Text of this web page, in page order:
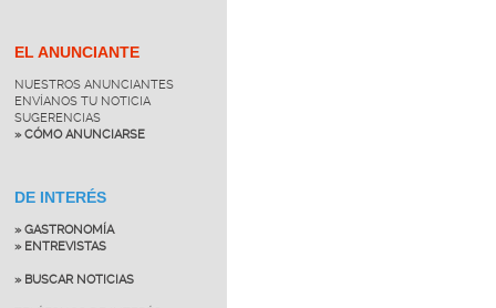
EL ANUNCIANTE
NUESTROS ANUNCIANTES
ENVÍANOS TU NOTICIA
SUGERENCIAS
» CÓMO ANUNCIARSE
DE INTERÉS
» GASTRONOMÍA
» ENTREVISTAS
» BUSCAR NOTICIAS